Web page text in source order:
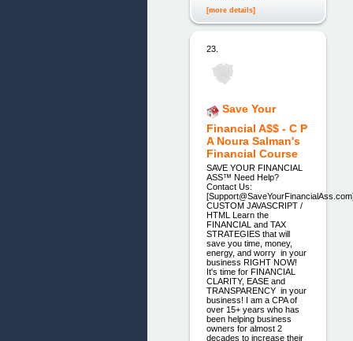
[more details]
23.
Save Your
Financial A$$ - C P
A Noura Salman's
Financial Course
SAVE YOUR FINANCIAL
ASS™ Need Help?
Contact Us:
CUSTOM JAVASCRIPT /
HTML Learn the
FINANCIAL and TAX
STRATEGIES that will
save you time, money,
energy, and worry in your
business RIGHT NOW!
It's time for FINANCIAL
CLARITY, EASE and
TRANSPARENCY in your
business! I am a CPA of
over 15+ years who has
been helping business
owners for almost 2
decades to increase their